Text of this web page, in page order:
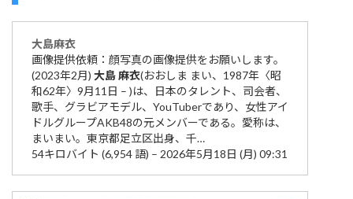
大島麻衣
画像提供依頼：顔写真の画像提供をお願いします。
(2023年2月) 大島麻衣(おおしま まい、1987年〈昭
和62年〉9月11日 – )は、日本のタレント、司会者、
歌手、グラビアモデル、YouTuberであり、女性アイ
ドルグループAKB48の元メンバーである。愛称は、
まいまい。東京都足立区出身、千…
54キロバイト (6,954 語) – 2026年5月18日 (月) 09:31